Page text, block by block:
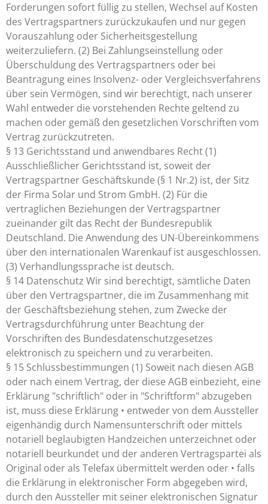
Forderungen sofort füllig zu stellen, Wechsel auf Kosten
des Vertragspartners zurückzukaufen und nur gegen
Vorauszahlung oder Sicherheitsgestellung
weiterzuliefern. (2) Bei Zahlungseinstellung oder
Überschuldung des Vertragspartners oder bei
Beantragung eines Insolvenz- oder Vergleichsverfahrens
über sein Vermögen, sind wir berechtigt, nach unserer
Wahl entweder die vorstehenden Rechte geltend zu
machen oder gemäß den gesetzlichen Vorschriften vom
Vertrag zurückzutreten.
§ 13 Gerichtsstand und anwendbares Recht (1)
Ausschließlicher Gerichtsstand ist, soweit der
Vertragspartner Geschäftskunde (§ 1 Nr.2) ist, der Sitz
der Firma Solar und Strom GmbH. (2) Für die
vertraglichen Beziehungen der Vertragspartner
zueinander gilt das Recht der Bundesrepublik
Deutschland. Die Anwendung des UN-Übereinkommens
über den internationalen Warenkauf ist ausgeschlossen.
(3) Verhandlungssprache ist deutsch.
§ 14 Datenschutz Wir sind berechtigt, sämtliche Daten
über den Vertragspartner, die im Zusammenhang mit
der Geschäftsbeziehung stehen, zum Zwecke der
Vertragsdurchführung unter Beachtung der
Vorschriften des Bundesdatenschutzgesetzes
elektronisch zu speichern und zu verarbeiten.
§ 15 Schlussbestimmungen (1) Soweit nach diesen AGB
oder nach einem Vertrag, der diese AGB einbezieht, eine
Erklärung "schriftlich" oder in "Schriftform" abzugeben
ist, muss diese Erklärung • entweder von dem Aussteller
eigenhändig durch Namensunterschrift oder mittels
notariell beglaubigten Handzeichen unterzeichnet oder
notariell beurkundet und der anderen Vertragspartei als
Original oder als Telefax übermittelt werden oder • falls
die Erklärung in elektronischer Form abgegeben wird,
durch den Aussteller mit seiner elektronischen Signatur